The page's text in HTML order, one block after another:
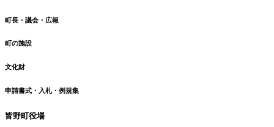
町長・議会・広報
町の施設
文化財
申請書式・入札・例規集
皆野町役場